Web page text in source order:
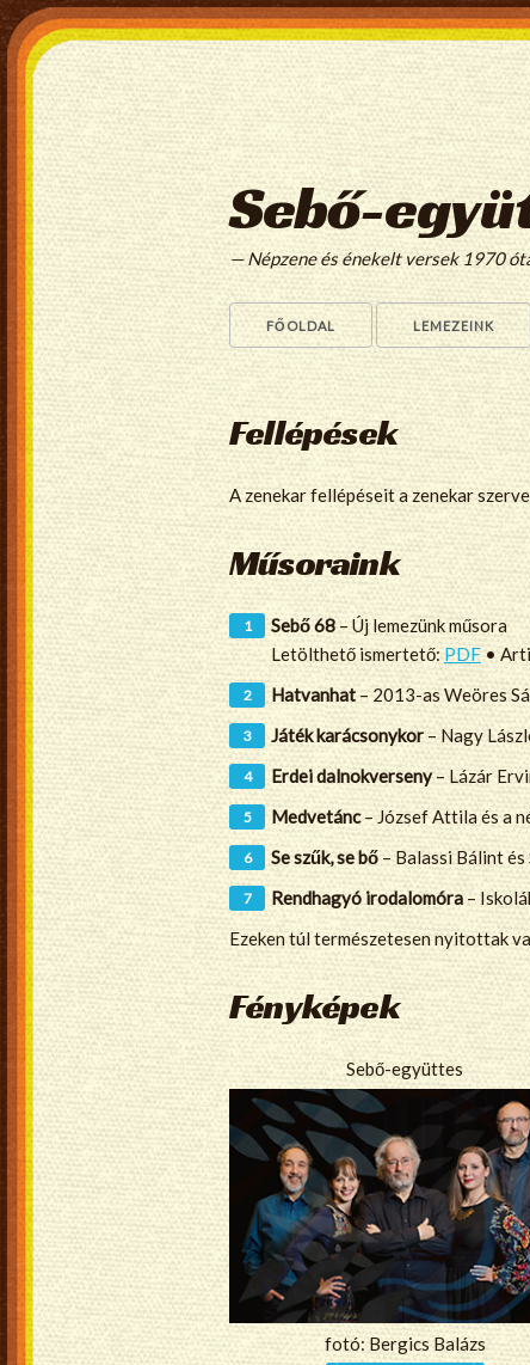
Sebő-
— Népzene és énekelt versek 1970
FŐOLDAL LEMEZEINK
Fellépések
A zenekar fellépéseit a zenekar
Műsoraink
Sebő 68 – Új lemezünk műsora
Letölthető ismertető:PDF •
Hatvanhat– 2013-as Weöres
Játék karácsonykor– Nagy
Erdei dalnokverseny– Lázár
Medvetánc– József Attila és a
Se szűk, se bő– Balassi Bálint
Rendhagyó irodalomóra –
Ezeken túl természetesen nyitottak
Fényképek
Sebő-együttes
fotó: Bergics Balázs